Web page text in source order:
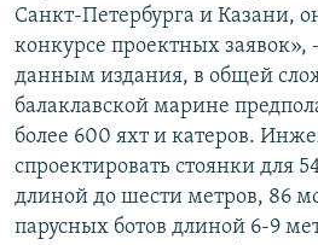
Санкт-Петербурга и Казани,
конкурсе проектных заявок»,
данным издания, в общей
балаклавской марине
более 600 яхт и катеров.
спроектировать стоянки для
длиной до шести метров, 86
парусных ботов длиной 6-9